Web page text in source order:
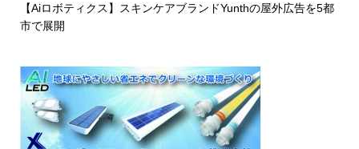
【Aiロボティクス】スキンケアブランドYunthの屋外広告を5都
市で展開